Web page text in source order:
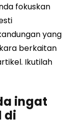
fokuskan
yang
berkaitan
Ikutilah
ingat
di